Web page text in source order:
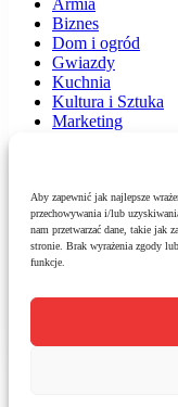
Aby zapewnić jak najlepsze
przechowywania i/lub
nam przetwarzać dane, takie jak
stronie. Brak wyrażenia zgody
funkcje.
Armia
Biznes
Dom i ogród
Gwiazdy
Kuchnia
Kultura i Sztuka
Marketing
Podróże
Polityka
Sport
Środowisko
Technologie